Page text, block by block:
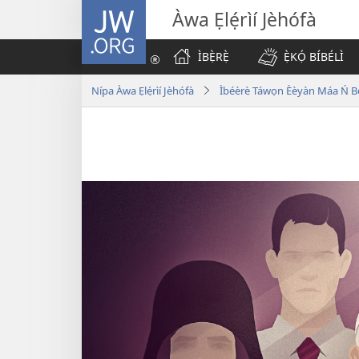
JW.ORG Àwa Ẹlẹ́rìí Jèhófà
ÌBẸ̀RẸ̀
Ẹ̀KỌ́ BÍBÉLÌ
Nípa Àwa Ẹlẹ́rìí Jèhófà Ìbéèrè Táwọn Èèyàn Máa Ń